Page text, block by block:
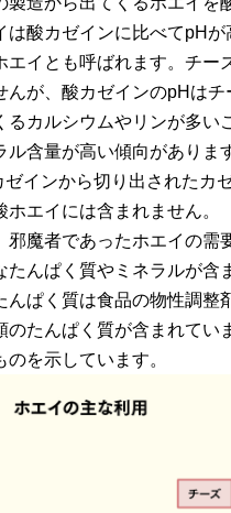
は酸カゼインに比べてpH
エイとも呼ばれます。チー
んが、酸カゼインのpHは
るカルシウムやリンが多い
ル含量が高い傾向がありま
ゼインから切り出されたカ
ホエイには含まれません。
邪魔者であったホエイの需
たんぱく質やミネラルが含
んぱく質は食品の物性調整
のたんぱく質が含まれてい
のを示しています。